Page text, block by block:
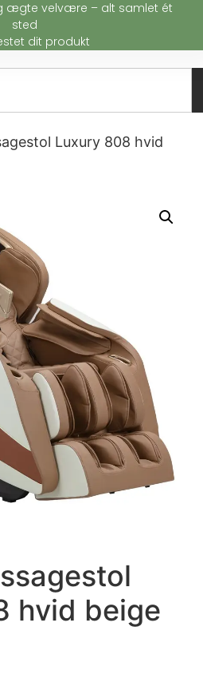
ægte velvære – alt samlet ét
sted
dit produkt
Luxury 808 hvid
hvid beige